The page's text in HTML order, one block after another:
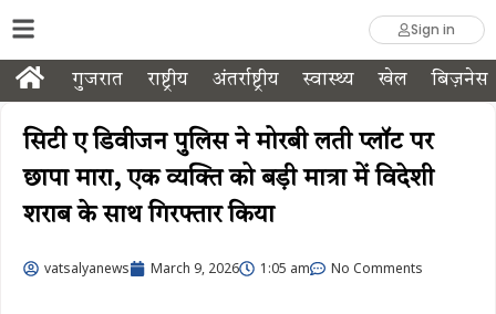
Sign in
गुजरात राष्ट्रीय अंतर्राष्ट्रीय स्वास्थ्य खेल बिज़नेस
सिटी ए डिवीजन पुलिस ने मोरबी लती प्लॉट पर
छापा मारा, एक व्यक्ति को बड़ी मात्रा में विदेशी
शराब के साथ गिरफ्तार किया
vatsalyanews March 9, 2026 1:05 am No Comments